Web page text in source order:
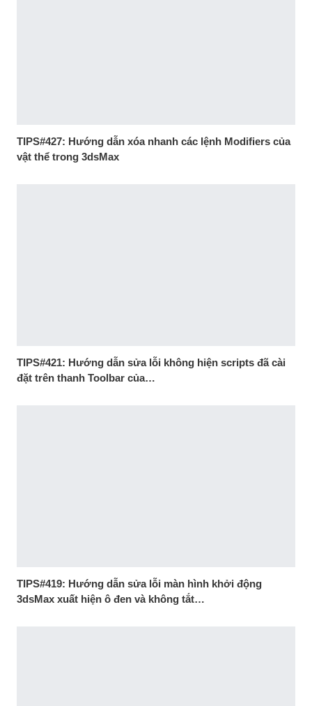
TIPS#427: Hướng dẫn xóa nhanh các lệnh Modifiers của
vật thể trong 3dsMax
TIPS#421: Hướng dẫn sửa lỗi không hiện scripts đã cài
đặt trên thanh Toolbar của…
TIPS#419: Hướng dẫn sửa lỗi màn hình khởi động
3dsMax xuất hiện ô đen và không tắt…